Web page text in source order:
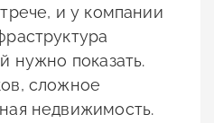
и у компании
нужно показать.
сложное
недвижимость.